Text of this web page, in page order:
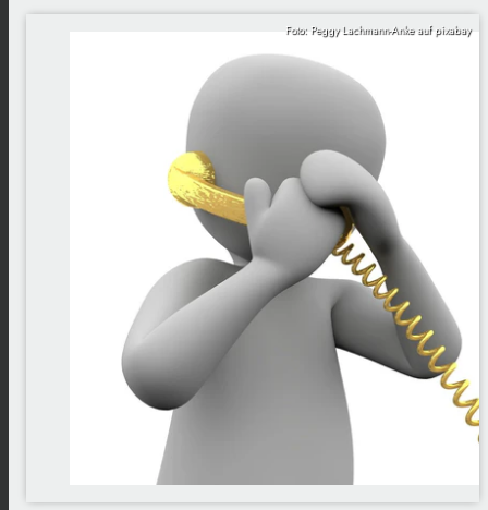
Foto: Peggy Lachmann-Anke auf pixabay